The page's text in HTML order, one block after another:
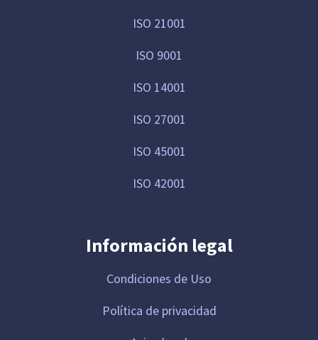
ISO 21001
ISO 9001
ISO 14001
ISO 27001
ISO 45001
ISO 42001
Información legal
Condiciones de Uso
Política de privacidad